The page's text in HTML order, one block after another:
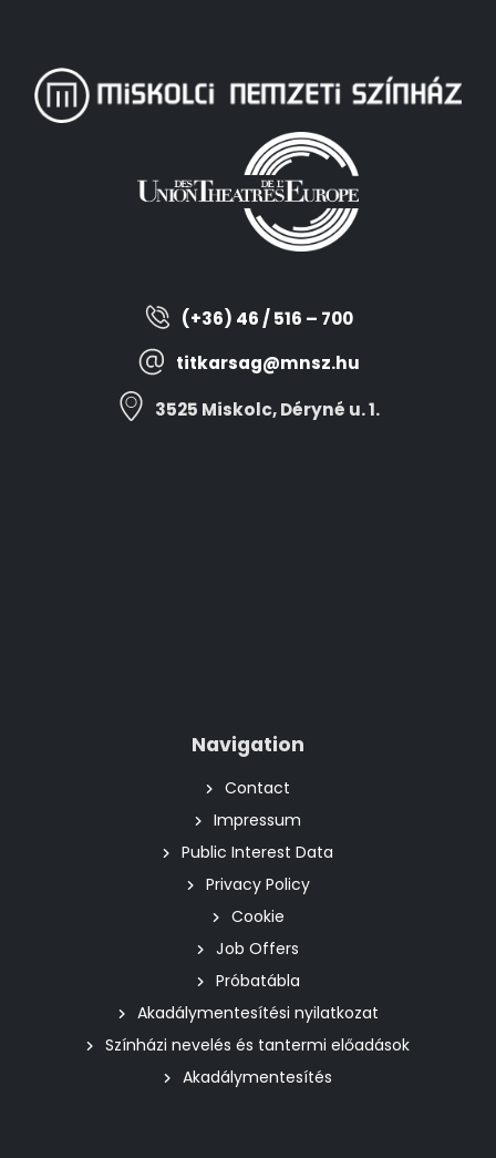
(+36) 46 / 516 – 700
titkarsag@mnsz.hu
3525 Miskolc, Déryné u. 1.
Navigation
Contact
Impressum
Public Interest Data
Privacy Policy
Cookie
Job Offers
Próbatábla
Akadálymentesítési nyilatkozat
Színházi nevelés és tantermi előadások
Akadálymentesítés